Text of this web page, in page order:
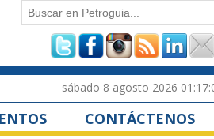
Formulario de
búsqueda
Buscar
sábado 8 agosto 2026
CONTÁCTENOS